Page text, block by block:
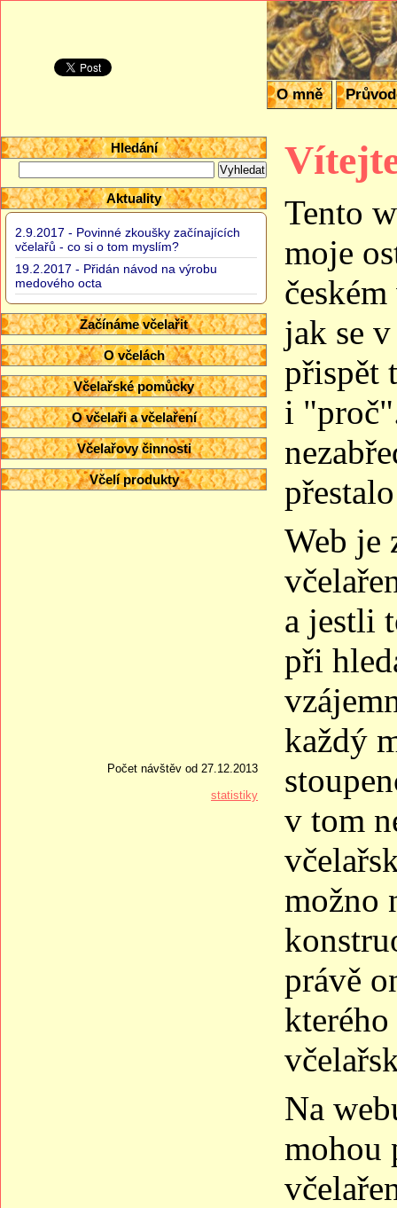
Domácí
O mně
Hledání
Aktuality
2.9.2017 - Povinné zkoušky začínajících
včelařů - co si o tom myslím?
19.2.2017 - Přidán návod na výrobu
medového octa
Začínáme včelařit
O včelách
Včelařské pomůcky
O včelaři a včelaření
Včelařovy činnosti
Včelí produkty
Počet návštěv od 27.12.2013
statistiky
Tento
moje
jak se
přispět
i
Web je
a jestli
při
každý
v tom
možno
právě
Na
mohou